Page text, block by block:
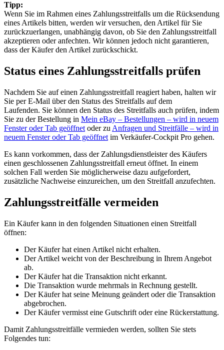
Tipp:
Wenn Sie im Rahmen eines Zahlungsstreitfalls um die Rücksendung
eines Artikels bitten, werden wir versuchen, den Artikel für Sie
zurückzuerlangen, unabhängig davon, ob Sie den Zahlungsstreitfall
akzeptieren oder anfechten. Wir können jedoch nicht garantieren,
dass der Käufer den Artikel zurückschickt.
Status eines Zahlungsstreitfalls prüfen
Nachdem Sie auf einen Zahlungsstreitfall reagiert haben, halten wir
Sie per E-Mail über den Status des Streitfalls auf dem
Laufenden. Sie können den Status des Streitfalls auch prüfen, indem
Sie zu der Bestellung in Mein eBay – Bestellungen – wird in neuem
Fenster oder Tab geöffnet oder zu Anfragen und Streitfälle – wird in
neuem Fenster oder Tab geöffnet im Verkäufer-Cockpit Pro gehen.
Es kann vorkommen, dass der Zahlungsdienstleister des Käufers
einen geschlossenen Zahlungsstreitfall erneut öffnet. In einem
solchen Fall werden Sie möglicherweise dazu aufgefordert,
zusätzliche Nachweise einzureichen, um den Streitfall anzufechten.
Zahlungsstreitfälle vermeiden
Ein Käufer kann in den folgenden Situationen einen Streitfall
öffnen:
Der Käufer hat einen Artikel nicht erhalten.
Der Artikel weicht von der Beschreibung in Ihrem Angebot
ab.
Der Käufer hat die Transaktion nicht erkannt.
Die Transaktion wurde mehrmals in Rechnung gestellt.
Der Käufer hat seine Meinung geändert oder die Transaktion
abgebrochen.
Der Käufer vermisst eine Gutschrift oder eine Rückerstattung.
Damit Zahlungsstreitfälle vermieden werden, sollten Sie stets
Folgendes tun: